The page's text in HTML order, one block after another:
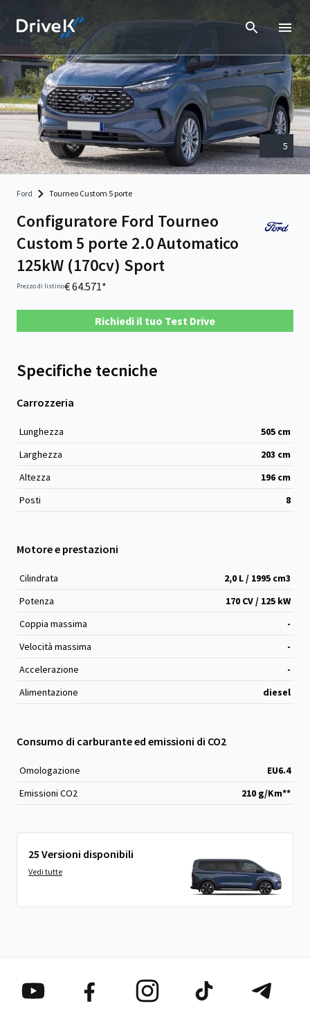
5
Ford Tourneo Custom 5 porte
Configuratore Ford Tourneo
Custom 5 porte 2.0 Automatico
125kW (170cv) Sport
Prezzo di listino€ 64.571*
Richiedi il tuo Test Drive
Specifiche tecniche
Carrozzeria
Lunghezza 505 cm
Larghezza
203 cm
Altezza
196 cm
Posti
8
Motore e prestazioni
Cilindrata 2,0 L / 1995 cm3
Potenza
170 CV / 125 kW
Coppia massima
-
Velocità massima
-
Accelerazione
-
Alimentazione
diesel
Consumo di carburante ed emissioni di CO2
Omologazione
EU6.4
Emissioni CO2 210 g/Km**
25 Versioni disponibili
Vedi tutte